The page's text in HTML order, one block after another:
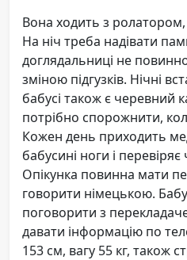
Вона ходить з ролатором,
На ніч треба надівати
доглядальниці не
зміною підгузків. Нічні
бабусі також є черевний
потрібно спорожнити,
Кожен день приходить
бабусині ноги і
Опікунка повинна мати
говорити німецькою.
поговорити з
давати інформацію по
153 см, вагу 55 кг, також